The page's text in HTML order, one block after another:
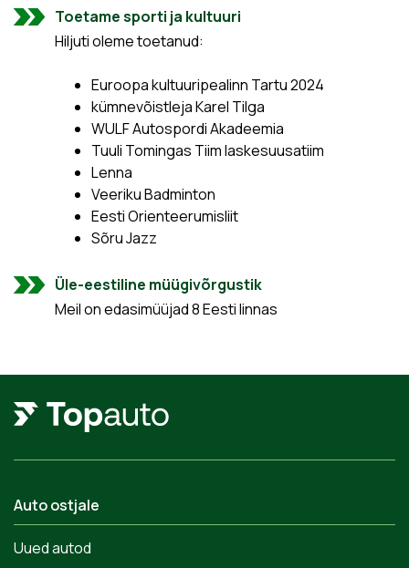
Toetame sporti ja kultuuri
Hiljuti oleme toetanud:
Euroopa kultuuripealinn Tartu 2024
kümnevõistleja Karel Tilga
WULF Autospordi Akadeemia
Tuuli Tomingas Tiim laskesuusatiim
Lenna
Veeriku Badminton
Eesti Orienteerumisliit
Sõru Jazz
Üle-eestiline müügivõrgustik
Meil on edasimüüjad 8 Eesti linnas
Auto ostjale
Uued autod